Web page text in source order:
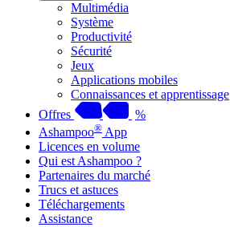
Multimédia
Système
Productivité
Sécurité
Jeux
Applications mobiles
Connaissances et apprentissage
Offres
%
Ashampoo® App
Licences en volume
Qui est Ashampoo ?
Partenaires du marché
Trucs et astuces
Téléchargements
Assistance